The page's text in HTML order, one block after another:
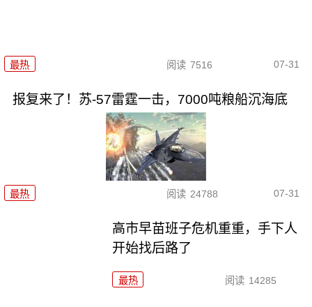
最热 阅读 7516 07-31
报复来了！苏-57雷霆一击，7000吨粮船沉海底
最热 阅读 24788 07-31
高市早苗班子危机重重，手下人
开始找后路了
最热 阅读 14285